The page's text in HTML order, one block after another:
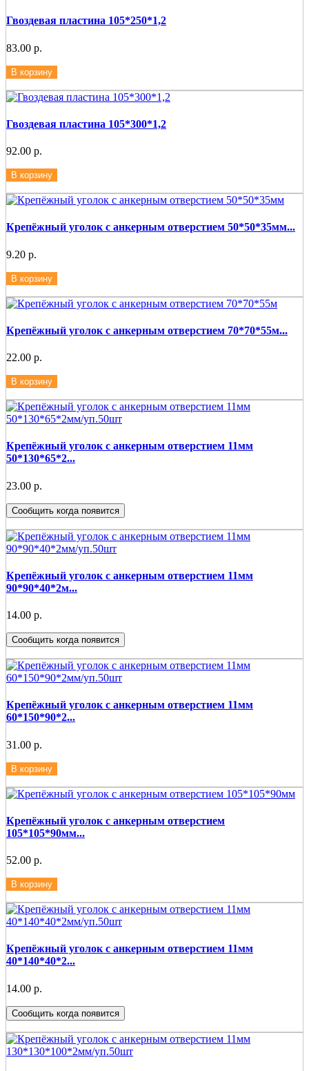
Гвоздевая пластина 105*250*1,2
83.00 р.
В корзину
Гвоздевая пластина 105*300*1,2
92.00 р.
В корзину
Крепёжный уголок с анкерным отверстием 50*50*35мм...
9.20 р.
В корзину
Крепёжный уголок с анкерным отверстием 70*70*55м...
22.00 р.
В корзину
Крепёжный уголок с анкерным отверстием 11мм
50*130*65*2...
23.00 р.
Сообщить когда появится
Крепёжный уголок с анкерным отверстием 11мм
90*90*40*2м...
14.00 р.
Сообщить когда появится
Крепёжный уголок с анкерным отверстием 11мм
60*150*90*2...
31.00 р.
В корзину
Крепёжный уголок с анкерным отверстием
105*105*90мм...
52.00 р.
В корзину
Крепёжный уголок с анкерным отверстием 11мм
40*140*40*2...
14.00 р.
Сообщить когда появится